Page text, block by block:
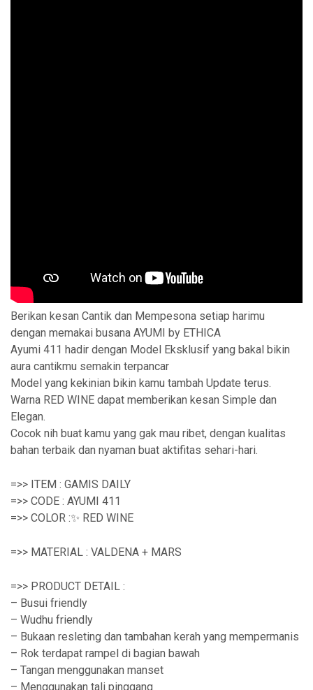
Berikan kesan Cantik dan Mempesona setiap harimu
dengan memakai busana AYUMI by ETHICA
Ayumi 411 hadir dengan Model Eksklusif yang bakal bikin
aura cantikmu semakin terpancar
Model yang kekinian bikin kamu tambah Update terus.
Warna RED WINE dapat memberikan kesan Simple dan
Elegan.
Cocok nih buat kamu yang gak mau ribet, dengan kualitas
bahan terbaik dan nyaman buat aktifitas sehari-hari.
=>> ITEM : GAMIS DAILY
=>> CODE : AYUMI 411
=>> COLOR :✨ RED WINE
=>> MATERIAL : VALDENA + MARS
=>> PRODUCT DETAIL :
– Busui friendly
– Wudhu friendly
– Bukaan resleting dan tambahan kerah yang mempermanis
– Rok terdapat rampel di bagian bawah
– Tangan menggunakan manset
– Menggunakan tali pinggang